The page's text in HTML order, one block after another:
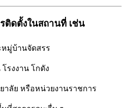
ติดตั้งในสถานที่ เช่น
มู่บ้านจัดสรร
รงงาน โกดัง
าลัย หรือหน่วยงานราชการ